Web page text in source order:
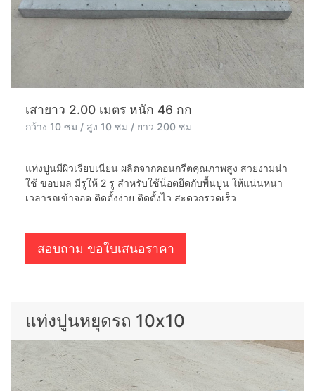
เสายาว 2.00 เมตร หนัก 46 กก
กว้าง 10 ซม / สูง 10 ซม / ยาว 200 ซม
แท่งปูนมีผิวเรียบเนียน ผลิตจากคอนกรีตคุณภาพสูง สวยงามน่า
ใช้ ขอบมล มีรูให้ 2 รู สำหรับใช้น็อตยึดกับพื้นปูน ให้แน่นหนา
เวลารถเข้าจอด ติดตั้งง่าย ติดตั้งไว สะดวกรวดเร็ว
สอบถาม ขอใบเสนอราคา
แท่งปูนหยุดรถ 10x10